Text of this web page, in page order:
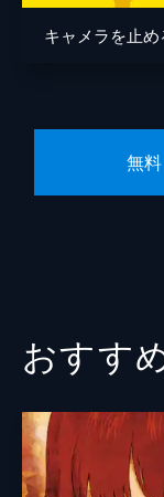
キャメラを止め
無
おすす